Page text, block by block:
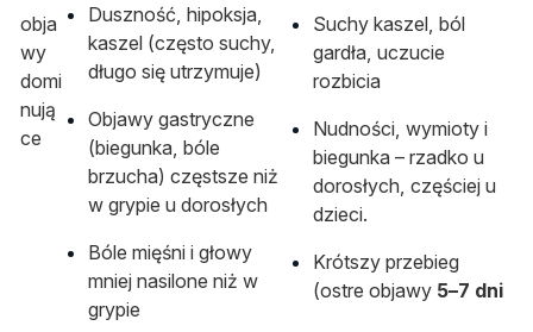
obja
wy
domi
nują
ce
Duszność, hipoksja,
kaszel (często suchy,
długo się utrzymuje)
Objawy gastryczne
(biegunka, bóle
brzucha) częstsze niż
w grypie u dorosłych
Bóle mięśni i głowy
mniej nasilone niż w
grypie
Suchy kaszel, ból
gardła, uczucie
rozbicia
Nudności, wymioty i
biegunka – rzadko u
dorosłych, częściej u
dzieci.
Krótszy przebieg
(ostre objawy 5–7 dni